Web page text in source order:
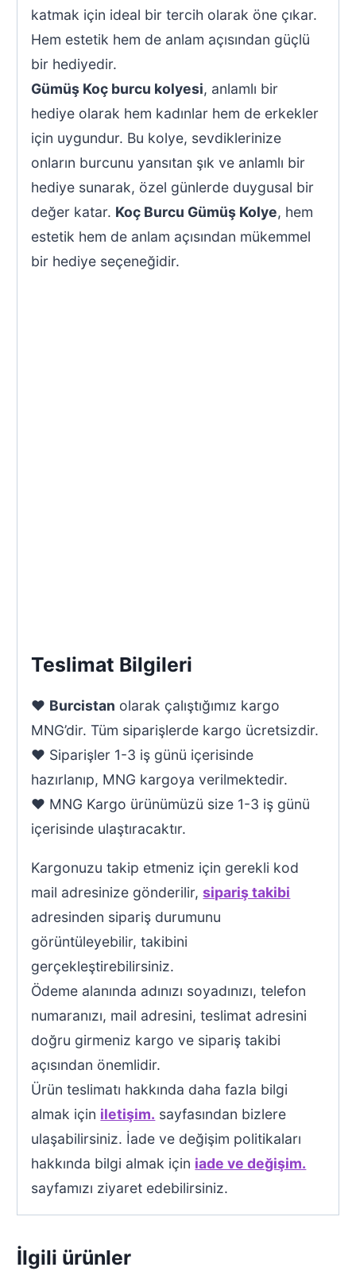
katmak için ideal bir tercih olarak öne çıkar.
Hem estetik hem de anlam açısından güçlü
bir hediyedir.
Gümüş Koç burcu kolyesi, anlamlı bir
hediye olarak hem kadınlar hem de erkekler
için uygundur. Bu kolye, sevdiklerinize
onların burcunu yansıtan şık ve anlamlı bir
hediye sunarak, özel günlerde duygusal bir
değer katar. Koç Burcu Gümüş Kolye, hem
estetik hem de anlam açısından mükemmel
bir hediye seçeneğidir.
Teslimat Bilgileri
♥ Burcistan olarak çalıştığımız kargo
MNG’dir. Tüm siparişlerde kargo ücretsizdir.
♥ Siparişler 1-3 iş günü içerisinde
hazırlanıp, MNG kargoya verilmektedir.
♥ MNG Kargo ürünümüzü size 1-3 iş günü
içerisinde ulaştıracaktır.
Kargonuzu takip etmeniz için gerekli kod
mail adresinize gönderilir,sipariş takibi
adresinden sipariş durumunu
görüntüleyebilir, takibini
gerçekleştirebilirsiniz.
Ödeme alanında adınızı soyadınızı, telefon
numaranızı, mail adresini, teslimat adresini
doğru girmeniz kargo ve sipariş takibi
açısından önemlidir.
Ürün teslimatı hakkında daha fazla bilgi
almak için iletişim. sayfasından bizlere
ulaşabilirsiniz. İade ve değişim politikaları
hakkında bilgi almak için iade ve değişim.
sayfamızı ziyaret edebilirsiniz.
İlgili ürünler